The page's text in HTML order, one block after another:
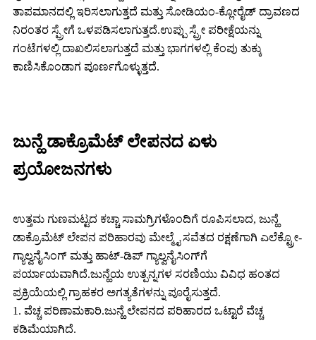
ತಾಪಮಾನದಲ್ಲಿ ಇರಿಸಲಾಗುತ್ತದೆ ಮತ್ತು ಸೋಡಿಯಂ-ಕ್ಲೋರೈಡ್ ದ್ರಾವಣದ
ನಿರಂತರ ಸ್ಪ್ರೇಗೆ ಒಳಪಡಿಸಲಾಗುತ್ತದೆ.ಉಪ್ಪು ಸ್ಪ್ರೇ ಪರೀಕ್ಷೆಯನ್ನು
ಗಂಟೆಗಳಲ್ಲಿ ದಾಖಲಿಸಲಾಗುತ್ತದೆ ಮತ್ತು ಭಾಗಗಳಲ್ಲಿ ಕೆಂಪು ತುಕ್ಕು
ಕಾಣಿಸಿಕೊಂಡಾಗ ಪೂರ್ಣಗೊಳ್ಳುತ್ತದೆ.
ಜುನ್ಹೆ ಡಾಕ್ರೊಮೆಟ್ ಲೇಪನದ ಏಳು
ಪ್ರಯೋಜನಗಳು
ಉತ್ತಮ ಗುಣಮಟ್ಟದ ಕಚ್ಚಾ ಸಾಮಗ್ರಿಗಳೊಂದಿಗೆ ರೂಪಿಸಲಾದ, ಜುನ್ಹೆ
ಡಾಕ್ರೊಮೆಟ್ ಲೇಪನ ಪರಿಹಾರವು ಮೇಲ್ಮೈ ಸವೆತದ ರಕ್ಷಣೆಗಾಗಿ ಎಲೆಕ್ಟ್ರೋ-
ಗ್ಯಾಲ್ವನೈಸಿಂಗ್ ಮತ್ತು ಹಾಟ್-ಡಿಪ್ ಗ್ಯಾಲ್ವನೈಸಿಂಗ್‌ಗೆ
ಪರ್ಯಾಯವಾಗಿದೆ.ಜುನ್ಹೆಯ ಉತ್ಪನ್ನಗಳ ಸರಣಿಯು ವಿವಿಧ ಹಂತದ
ಪ್ರಕ್ರಿಯೆಯಲ್ಲಿ ಗ್ರಾಹಕರ ಅಗತ್ಯತೆಗಳನ್ನು ಪೂರೈಸುತ್ತದೆ.
1. ವೆಚ್ಚ ಪರಿಣಾಮಕಾರಿ.ಜುನ್ಹೆ ಲೇಪನದ ಪರಿಹಾರದ ಒಟ್ಟಾರೆ ವೆಚ್ಚ
ಕಡಿಮೆಯಾಗಿದೆ.